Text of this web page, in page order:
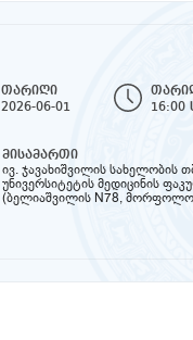
თარიღი
2026-06-01
16:00
მისამართი
ივ. ჯავახიშვილის სახელობის
უნივერსიტეტის მედიცინის
(ბელიაშვილის N78,